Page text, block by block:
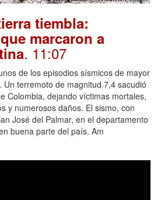
tiembla:
marcaron a
. 11:07
de los episodios sísmicos de mayor
Un terremoto de magnitud 7,4 sacudió
Colombia, dejando víctimas mortales,
y numerosos daños. El sismo, con
José del Palmar, en el departamento
buena parte del país. Am